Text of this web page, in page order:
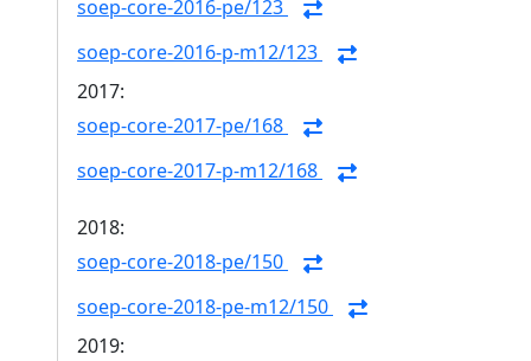
soep-core-2016-pe/123
soep-core-2016-p-m12/123
2017:
soep-core-2017-pe/168
soep-core-2017-p-m12/168
2018:
soep-core-2018-pe/150
soep-core-2018-pe-m12/150
2019: